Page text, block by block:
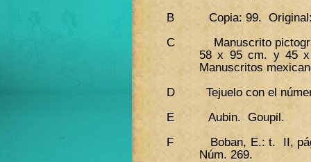
B Copia: 99. Original:
C Manuscrito
58 x 95 cm. y 45
Manuscritos
D Tejuelo con el
E Aubin. Goupil.
F Boban, E.: t. II,
Núm. 269.